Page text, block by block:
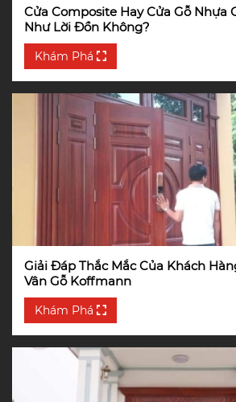
Cửa Composite Hay Cửa Gỗ Nhựa
Như Lời Đồn Không?
Khám Phá
Giải Đáp Thắc Mắc Của Khách
Vân Gỗ Koffmann
Khám Phá